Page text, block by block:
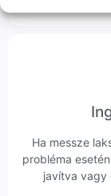
Ha messze
probléma
javítva vagy